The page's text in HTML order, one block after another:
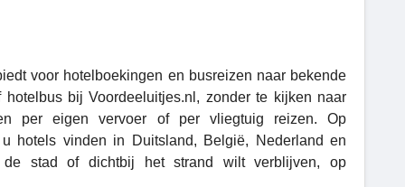
voor hotelboekingen en busreizen naar bekende
bij Voordeeluitjes.nl, zonder te kijken naar
per eigen vervoer of per vliegtuig reizen. Op
hotels vinden in Duitsland, België, Nederland en
stad of dichtbij het strand wilt verblijven, op